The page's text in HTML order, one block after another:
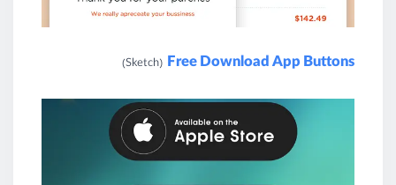
Free Download App Buttons
(Sketch)